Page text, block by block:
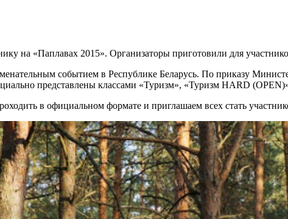
на «Паплавах 2015». Организаторы приготовили для
событием в Республике Беларусь. По приказу
представлены классами «Туризм», «Туризм HARD
в официальном формате и приглашаем всех стать